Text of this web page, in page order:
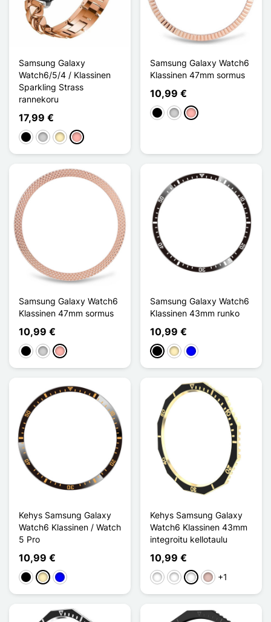
Samsung Galaxy
Watch6/5/4 / Klassinen
Sparkling Strass
rannekoru
17,99 €
MustaArgenté
DoréOr Rose
Samsung Galaxy Watch6
Klassinen 47mm sormus
10,99 €
MustaArgentéOr Rose
Samsung Galaxy Watch6
Klassinen 47mm sormus
10,99 €
MustaArgentéOr Rose
Samsung Galaxy Watch6
Klassinen 43mm runko
10,99 €
MustaDoréSininen
Kehys Samsung Galaxy
Watch6 Klassinen / Watch
5 Pro
10,99 €
MustaDoréSininen
Kehys Samsung Galaxy
Watch6 Klassinen 43mm
integroitu kellotaulu
10,99 €
Noir Argenté
Noir Or Rose
Noir DoréOr Rose Bleu
+1